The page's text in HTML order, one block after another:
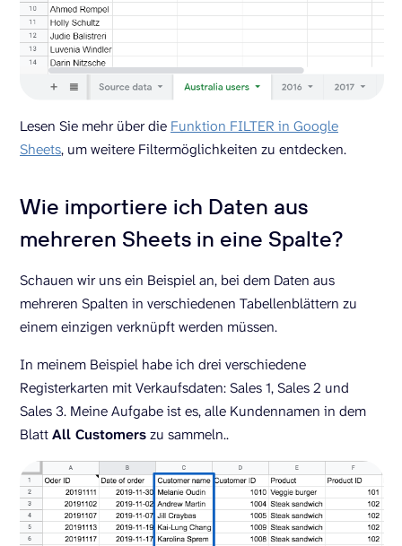
Lesen Sie mehr über die Funktion FILTER in Google
Sheets, um weitere Filtermöglichkeiten zu entdecken.
Wie importiere ich Daten aus
mehreren Sheets in eine Spalte?
Schauen wir uns ein Beispiel an, bei dem Daten aus
mehreren Spalten in verschiedenen Tabellenblättern zu
einem einzigen verknüpft werden müssen.
In meinem Beispiel habe ich drei verschiedene
Registerkarten mit Verkaufsdaten: Sales 1, Sales 2 und
Sales 3. Meine Aufgabe ist es, alle Kundennamen in dem
BlattAll Customerszu sammeln..